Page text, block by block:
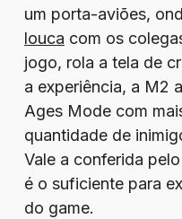
um porta-aviões,
louca com os
jogo, rola a tela de
a experiência, a M2
Ages Mode com
quantidade de
Vale a conferida
é o suficiente para
do game.